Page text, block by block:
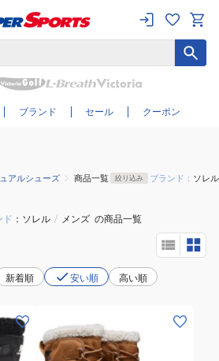
ブランド セール クーポン
さらに絞り込む
アルシューズ 商品一覧 絞り込み ブランド： ソレル
ド ソレル / メンズ の商品一覧
新着順 安い順 高い順
ン
ズ)